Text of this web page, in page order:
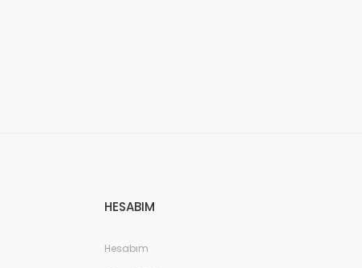
HESABIM
Hesabım